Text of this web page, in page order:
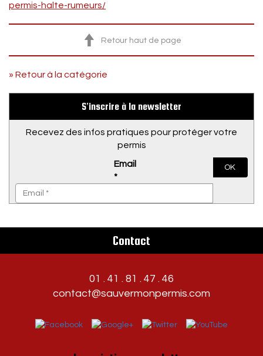
permis-halte-rumeurs/
Retour haut de page
» Retour à la catégorie
S’inscrire à la newsletter
Recevez des infos pratiques pour protéger votre
permis
Email
*
OK
Contact
01 . 41 . 81 . 47 . 46
contact@sauvermonpermis.com